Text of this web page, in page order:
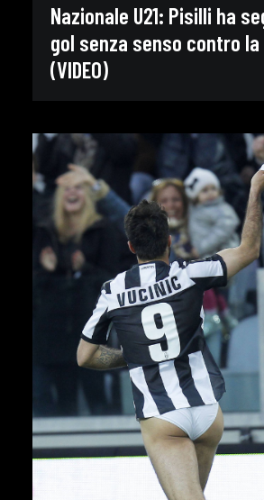
Nazionale U21: Pisilli ha
gol senza senso contro la
(VIDEO)